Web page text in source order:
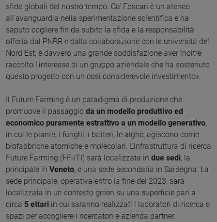
sfide globali del nostro tempo. Ca' Foscari è un ateneo
all'avanguardia nella sperimentazione scientifica e ha
saputo cogliere fin da subito la sfida e la responsabilità
offerta dal PNRR e dalla collaborazione con le università del
Nord Est; è davvero una grande soddisfazione aver inoltre
raccolto l'interesse di un gruppo aziendale che ha sostenuto
questo progetto con un così considerevole investimento».
Il Future Farming è un paradigma di produzione che
promuove il passaggio da un modello produttivo ed
economico puramente estrattivo a un modello generativo,
in cui le piante, i funghi, i batteri, le alghe, agiscono come
biofabbriche atomiche e molecolari. L’infrastruttura di ricerca
Future Farming (FF-ITI) sarà localizzata in due sedi, la
principale in Veneto, e una sede secondaria in Sardegna. La
sede principale, operativa entro la fine del 2023, sarà
localizzata in un contesto green su una superficie pari a
circa 5 ettari in cui saranno realizzati i laboratori di ricerca e
spazi per accogliere i ricercatori e azienda partner.